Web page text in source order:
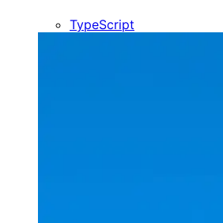
TypeScript